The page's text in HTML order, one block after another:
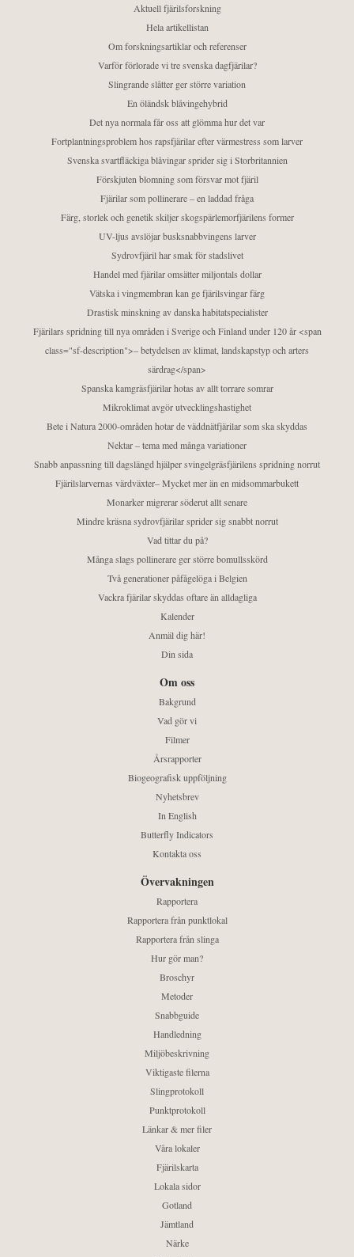
Aktuell fjärilsforskning
Hela artikellistan
Om forskningsartiklar och referenser
Varför förlorade vi tre svenska dagfjärilar?
Slingrande slåtter ger större variation
En öländsk blåvingehybrid
Det nya normala får oss att glömma hur det var
Fortplantningsproblem hos rapsfjärilar efter värmestress som larver
Svenska svartfläckiga blåvingar sprider sig i Storbritannien
Förskjuten blomning som försvar mot fjäril
Fjärilar som pollinerare – en laddad fråga
Färg, storlek och genetik skiljer skogspärlemorfjärilens former
UV-ljus avslöjar busksnabbvingens larver
Sydrovfjäril har smak för stadslivet
Handel med fjärilar omsätter miljontals dollar
Vätska i vingmembran kan ge fjärilsvingar färg
Drastisk minskning av danska habitatspecialister
Fjärilars spridning till nya områden i Sverige och Finland under 120 år <span
class="sf-description">– betydelsen av klimat, landskapstyp och arters
särdrag</span>
Spanska kamgräsfjärilar hotas av allt torrare somrar
Mikroklimat avgör utvecklingshastighet
Bete i Natura 2000-områden hotar de väddnätfjärilar som ska skyddas
Nektar – tema med många variationer
Snabb anpassning till dagslängd hjälper svingelgräsfjärilens spridning norrut
Fjärilslarvernas värdväxter– Mycket mer än en midsommarbukett
Monarker migrerar söderut allt senare
Mindre kräsna sydrovfjärilar sprider sig snabbt norrut
Vad tittar du på?
Många slags pollinerare ger större bomullsskörd
Två generationer påfågelöga i Belgien
Vackra fjärilar skyddas oftare än alldagliga
Kalender
Anmäl dig här!
Din sida
Om oss
Bakgrund
Vad gör vi
Filmer
Årsrapporter
Biogeografisk uppföljning
Nyhetsbrev
In English
Butterfly Indicators
Kontakta oss
Övervakningen
Rapportera
Rapportera från punktlokal
Rapportera från slinga
Hur gör man?
Broschyr
Metoder
Snabbguide
Handledning
Miljöbeskrivning
Viktigaste filerna
Slingprotokoll
Punktprotokoll
Länkar & mer filer
Våra lokaler
Fjärilskarta
Lokala sidor
Gotland
Jämtland
Närke